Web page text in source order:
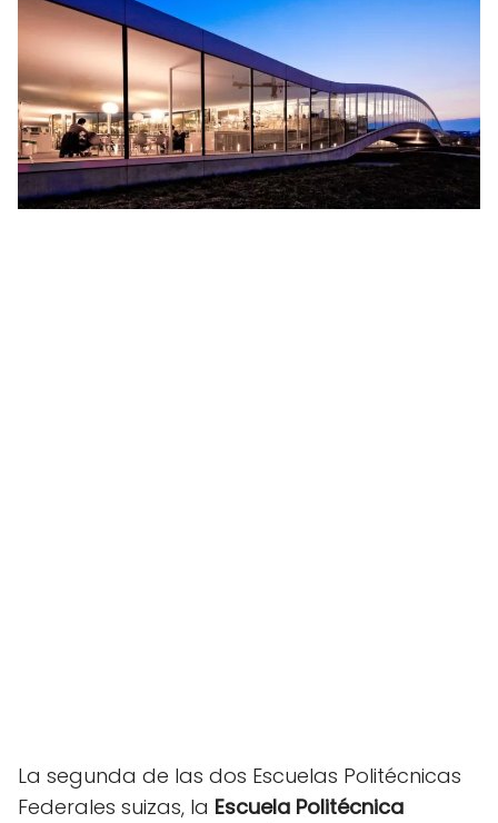
La segunda de las dos Escuelas Politécnicas
Federales suizas, la Escuela Politécnica